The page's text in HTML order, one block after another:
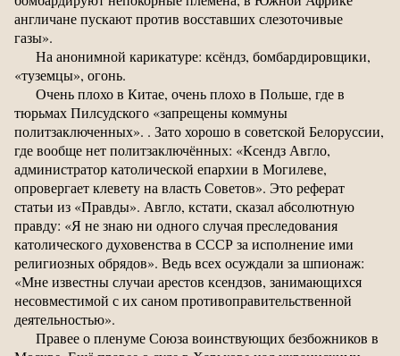
англичане пускают против восставших слезоточивые
газы».
На анонимной карикатуре: ксёндз, бомбардировщики,
«туземцы», огонь.
Очень плохо в Китае, очень плохо в Польше, где в
тюрьмах Пилсудского «запрещены коммуны
политзаключенных». . Зато хорошо в советской Белоруссии,
где вообще нет политзаключённых: «Ксендз Авгло,
администратор католической епархии в Могилеве,
опровергает клевету на власть Советов». Это реферат
статьи из «Правды». Авгло, кстати, сказал абсолютную
правду: «Я не знаю ни одного случая преследования
католического духовенства в СССР за исполнение ими
религиозных обрядов». Ведь всех осуждали за шпионаж:
«Мне известны случаи арестов ксендзов, занимающихся
несовместимой с их саном противоправительственной
деятельностью».
Правее о пленуме Союза воинствующих безбожников в